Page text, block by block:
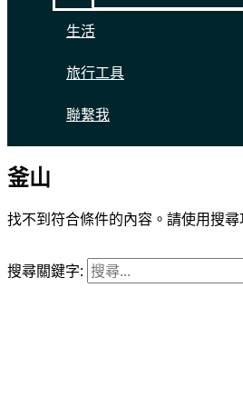
生活
旅行工具
聯繫我
釜山
找不到符合條件的內容。請使用搜
搜尋關鍵字: